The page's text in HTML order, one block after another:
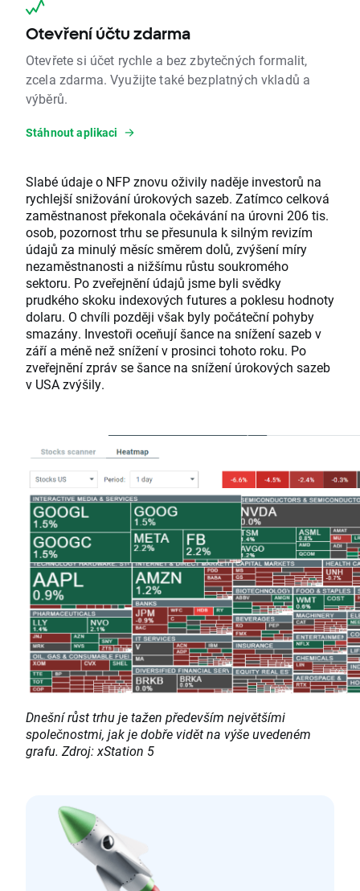
Otevření účtu zdarma
Otevřete si účet rychle a bez zbytečných formalit,
zcela zdarma. Využijte také bezplatných vkladů a
výběrů.
Stáhnout aplikaci
Slabé údaje o NFP znovu oživily naděje investorů na
rychlejší snižování úrokových sazeb. Zatímco celková
zaměstnanost překonala očekávání na úrovni 206 tis.
osob, pozornost trhu se přesunula k silným revizím
údajů za minulý měsíc směrem dolů, zvýšení míry
nezaměstnanosti a nižšímu růstu soukromého
sektoru. Po zveřejnění údajů jsme byli svědky
prudkého skoku indexových futures a poklesu hodnoty
dolaru. O chvíli později však byly počáteční pohyby
smazány. Investoři oceňují šance na snížení sazeb v
září a méně než snížení v prosinci tohoto roku. Po
zveřejnění zpráv se šance na snížení úrokových sazeb
v USA zvýšily.
Dnešní růst trhu je tažen především největšími
společnostmi, jak je dobře vidět na výše uvedeném
grafu. Zdroj: xStation 5